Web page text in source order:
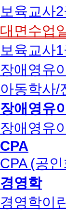
보육교사
대면수업
보육교사
장애영유
아동학사/
장애영유
장애영유
CPA
CPA (공
경영학
경영학이